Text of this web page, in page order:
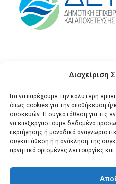
Διαχείριση
Για να παρέχουμε την καλύτερη
όπως cookies για την αποθήκευση
συσκευών. Η συγκατάθεση για τις
να επεξεργαστούμε δεδομένα
περιήγησης ή μοναδικά
συγκατάθεση ή η ανάκληση της
αρνητικά ορισμένες λειτουργίες
© 2026 Santonews - Όλα
τα δικαιώματα
κατοχυρωμένα.